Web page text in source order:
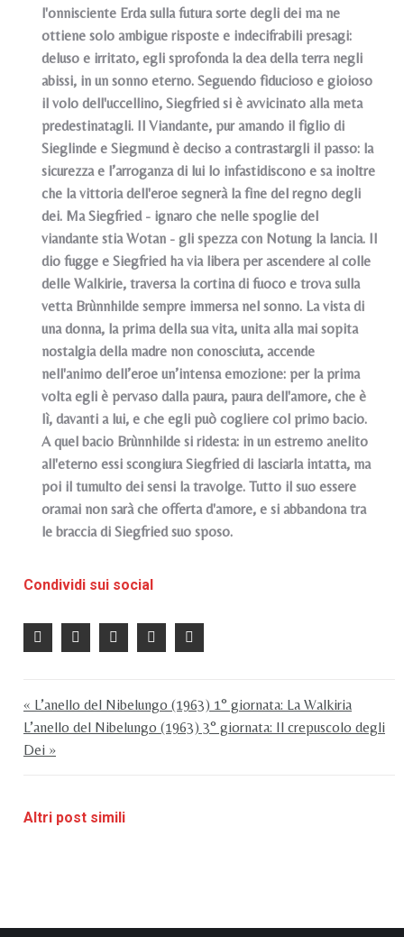
l'onnisciente Erda sulla futura sorte degli dei ma ne
ottiene solo ambigue risposte e indecifrabili presagi:
deluso e irritato, egli sprofonda la dea della terra negli
abissi, in un sonno eterno. Seguendo fiducioso e gioioso
il volo dell'uccellino, Siegfried si è avvicinato alla meta
predestinatagli. Il Viandante, pur amando il figlio di
Sieglinde e Siegmund è deciso a contrastargli il passo: la
sicurezza e l’arroganza di lui lo infastidiscono e sa inoltre
che la vittoria dell'eroe segnerà la fine del regno degli
dei. Ma Siegfried - ignaro che nelle spoglie del
viandante stia Wotan - gli spezza con Notung la lancia. Il
dio fugge e Siegfried ha via libera per ascendere al colle
delle Walkirie, traversa la cortina di fuoco e trova sulla
vetta Brùnnhilde sempre immersa nel sonno. La vista di
una donna, la prima della sua vita, unita alla mai sopita
nostalgia della madre non conosciuta, accende
nell'animo dell’eroe un’intensa emozione: per la prima
volta egli è pervaso dalla paura, paura dell'amore, che è
lì, davanti a lui, e che egli può cogliere col primo bacio.
A quel bacio Brùnnhilde si ridesta: in un estremo anelito
all'eterno essi scongiura Siegfried di lasciarla intatta, ma
poi il tumulto dei sensi la travolge. Tutto il suo essere
oramai non sarà che offerta d'amore, e si abbandona tra
le braccia di Siegfried suo sposo.
Condividi sui social
« L’anello del Nibelungo (1963) 1° giornata: La Walkiria
L’anello del Nibelungo (1963) 3° giornata: Il crepuscolo degli
Dei »
Altri post simili